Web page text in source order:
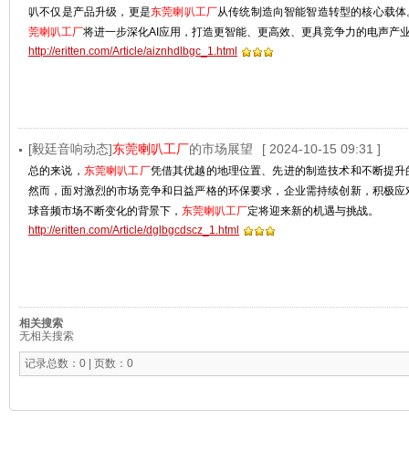
叭不仅是产品升级，更是东莞喇叭工厂从传统制造向智能智造转型的核心载
莞喇叭工厂将进一步深化AI应用，打造更智能、更高效、更具竞争力的电声产
http://eritten.com/Article/aiznhdlbgc_1.html
[毅廷音响动态]东莞喇叭工厂的市场展望 [ 2024-10-15 09:31 ]
总的来说， 东莞喇叭工厂凭借其优越的地理位置、先进的制造技术和不断提
然而，面对激烈的市场竞争和日益严格的环保要求，企业需持续创新，积极
球音频市场不断变化的背景下， 东莞喇叭工厂定将迎来新的机遇与挑战。
http://eritten.com/Article/dglbgcdscz_1.html
相关搜索
无相关搜索
记录总数：0 | 页数：0